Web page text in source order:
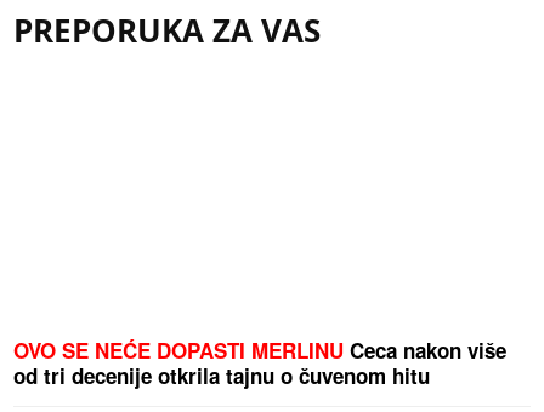
PREPORUKA ZA VAS
OVO SE NEĆE DOPASTI MERLINU Ceca nakon više
od tri decenije otkrila tajnu o čuvenom hitu